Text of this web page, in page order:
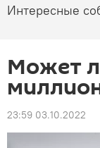
Интересные
Может
23:59 03.10.2022